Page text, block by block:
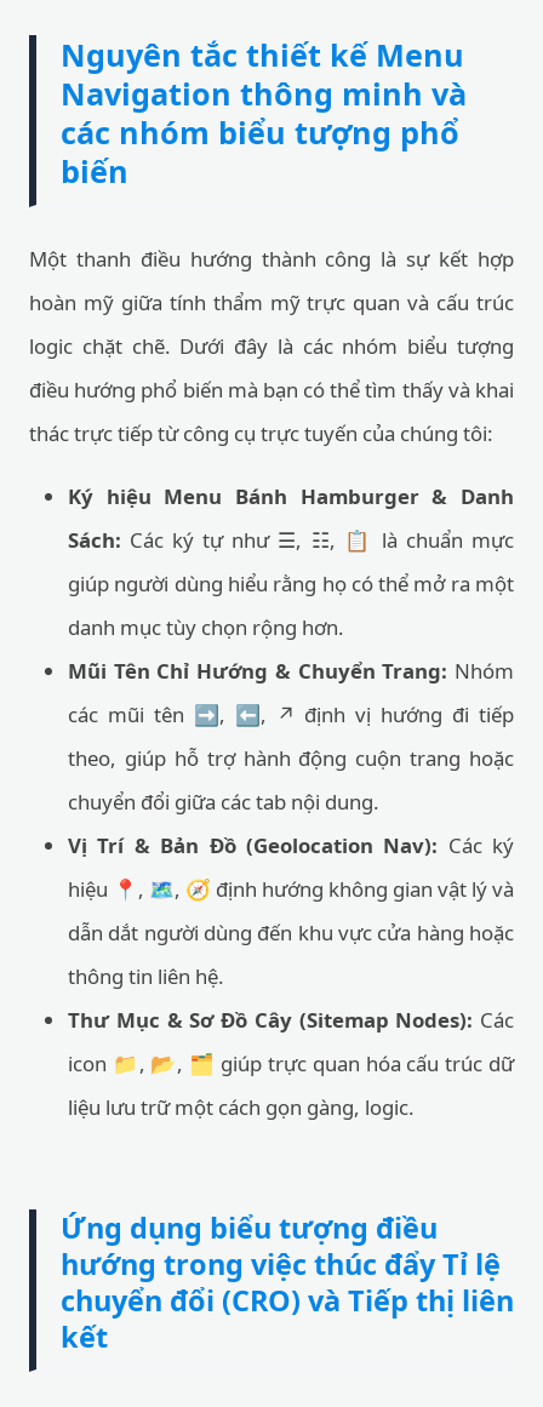
Nguyên tắc thiết kế Menu
Navigation thông minh và
các nhóm biểu tượng phổ
biến
Một thanh điều hướng thành công là sự kết hợp
hoàn mỹ giữa tính thẩm mỹ trực quan và cấu trúc
logic chặt chẽ. Dưới đây là các nhóm biểu tượng
điều hướng phổ biến mà bạn có thể tìm thấy và khai
thác trực tiếp từ công cụ trực tuyến của chúng tôi:
Ký hiệu Menu Bánh Hamburger & Danh
Sách: Các ký tự như ☰, ☷, 📋 là chuẩn mực
giúp người dùng hiểu rằng họ có thể mở ra một
danh mục tùy chọn rộng hơn.
Mũi Tên Chỉ Hướng & Chuyển Trang: Nhóm
các mũi tên ➡️, ⬅️, ↗️ định vị hướng đi tiếp
theo, giúp hỗ trợ hành động cuộn trang hoặc
chuyển đổi giữa các tab nội dung.
Vị Trí & Bản Đồ (Geolocation Nav): Các ký
hiệu 📍, 🗺️, 🧭 định hướng không gian vật lý và
dẫn dắt người dùng đến khu vực cửa hàng hoặc
thông tin liên hệ.
Thư Mục & Sơ Đồ Cây (Sitemap Nodes): Các
icon 📁, 📂, 🗂 giúp trực quan hóa cấu trúc dữ
liệu lưu trữ một cách gọn gàng, logic.
Ứng dụng biểu tượng điều
hướng trong việc thúc đẩy Tỉ lệ
chuyển đổi (CRO) và Tiếp thị liên
kết